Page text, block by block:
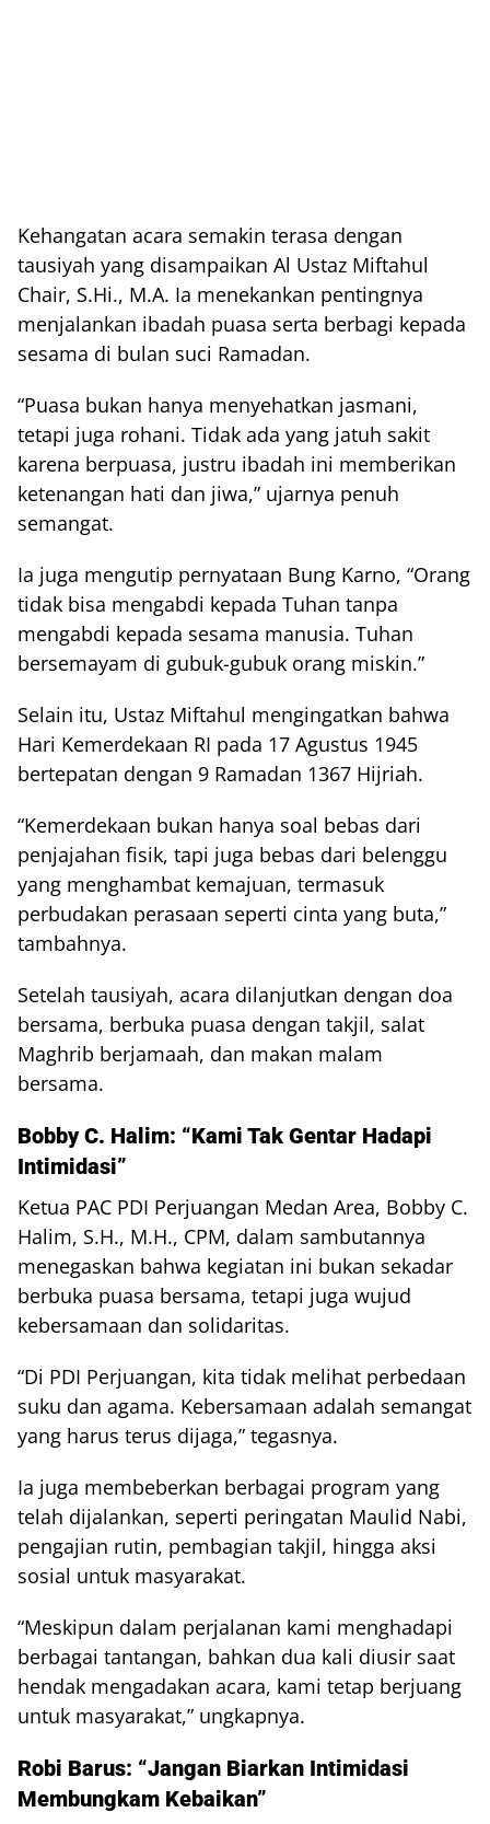
Kehangatan acara semakin terasa dengan
tausiyah yang disampaikan Al Ustaz Miftahul
Chair, S.Hi., M.A. Ia menekankan pentingnya
menjalankan ibadah puasa serta berbagi kepada
sesama di bulan suci Ramadan.
“Puasa bukan hanya menyehatkan jasmani,
tetapi juga rohani. Tidak ada yang jatuh sakit
karena berpuasa, justru ibadah ini memberikan
ketenangan hati dan jiwa,” ujarnya penuh
semangat.
Ia juga mengutip pernyataan Bung Karno, “Orang
tidak bisa mengabdi kepada Tuhan tanpa
mengabdi kepada sesama manusia. Tuhan
bersemayam di gubuk-gubuk orang miskin.”
Selain itu, Ustaz Miftahul mengingatkan bahwa
Hari Kemerdekaan RI pada 17 Agustus 1945
bertepatan dengan 9 Ramadan 1367 Hijriah.
“Kemerdekaan bukan hanya soal bebas dari
penjajahan fisik, tapi juga bebas dari belenggu
yang menghambat kemajuan, termasuk
perbudakan perasaan seperti cinta yang buta,”
tambahnya.
Setelah tausiyah, acara dilanjutkan dengan doa
bersama, berbuka puasa dengan takjil, salat
Maghrib berjamaah, dan makan malam
bersama.
Bobby C. Halim: “Kami Tak Gentar Hadapi
Intimidasi”
Ketua PAC PDI Perjuangan Medan Area, Bobby C.
Halim, S.H., M.H., CPM, dalam sambutannya
menegaskan bahwa kegiatan ini bukan sekadar
berbuka puasa bersama, tetapi juga wujud
kebersamaan dan solidaritas.
“Di PDI Perjuangan, kita tidak melihat perbedaan
suku dan agama. Kebersamaan adalah semangat
yang harus terus dijaga,” tegasnya.
Ia juga membeberkan berbagai program yang
telah dijalankan, seperti peringatan Maulid Nabi,
pengajian rutin, pembagian takjil, hingga aksi
sosial untuk masyarakat.
“Meskipun dalam perjalanan kami menghadapi
berbagai tantangan, bahkan dua kali diusir saat
hendak mengadakan acara, kami tetap berjuang
untuk masyarakat,” ungkapnya.
Robi Barus: “Jangan Biarkan Intimidasi
Membungkam Kebaikan”